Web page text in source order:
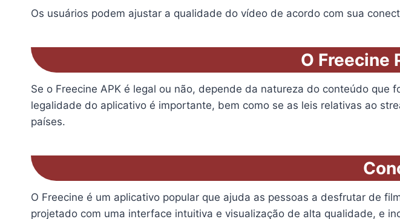
Os usuários podem ajustar a qualidade do vídeo de acordo com sua
O Freecine
Se o Freecine APK é legal ou não, depende da natureza do conteúdo
legalidade do aplicativo é importante, bem como se as leis relativas ao
países.
O Freecine é um aplicativo popular que ajuda as pessoas a desfrutar de
projetado com uma interface intuitiva e visualização de alta qualidade, e